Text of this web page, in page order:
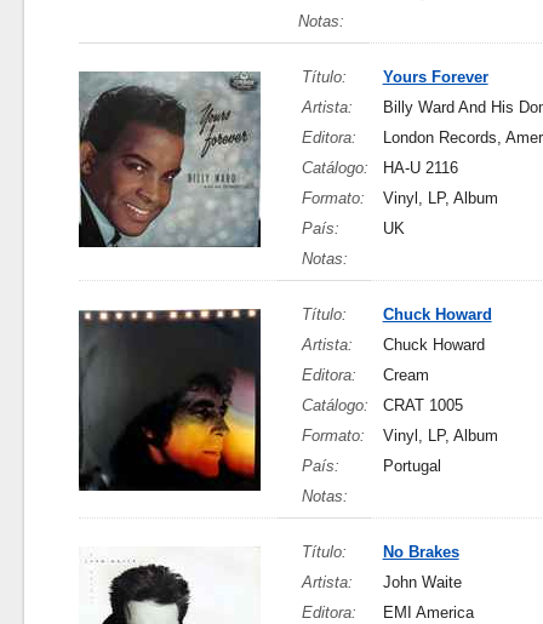
Notas:
Título:
Yours Forever
Artista:
Billy Ward And His
Editora:
London Records,
Catálogo:
HA-U 2116
Formato:
Vinyl, LP, Album
País:
UK
Notas:
Título:
Chuck Howard
Artista:
Chuck Howard
Editora:
Cream
Catálogo:
CRAT 1005
Formato:
Vinyl, LP, Album
País:
Portugal
Notas:
Título:
No Brakes
Artista:
John Waite
Editora:
EMI America